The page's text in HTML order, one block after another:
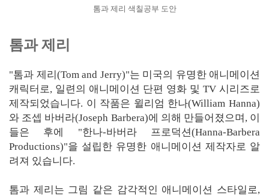
톰과 제리 색칠공부 도안
톰과 제리
"톰과 제리(Tom and Jerry)"는 미국의 유명한 애니메이션
캐릭터로, 일련의 애니메이션 단편 영화 및 TV 시리즈로
제작되었습니다. 이 작품은 윌리엄 한나(William Hanna)
와 조셉 바버라(Joseph Barbera)에 의해 만들어졌으며, 이
들은 후에 "한나-바버라 프로덕션(Hanna-Barbera
Productions)"을 설립한 유명한 애니메이션 제작자로 알
려져 있습니다.
톰과 제리는 그림 같은 감각적인 애니메이션 스타일로,